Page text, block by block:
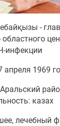
-
инфекции
1969
казах
лечебный